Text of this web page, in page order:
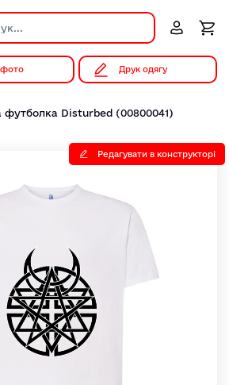
Друк одягу
футболка Disturbed (00800041)
Редагувати в конструкторі